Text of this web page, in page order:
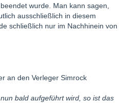
wurde. Man kann sagen,
ausschließlich in diesem
schließlich nur im Nachhinein von
an den Verleger Simrock
bald aufgeführt wird, so ist das